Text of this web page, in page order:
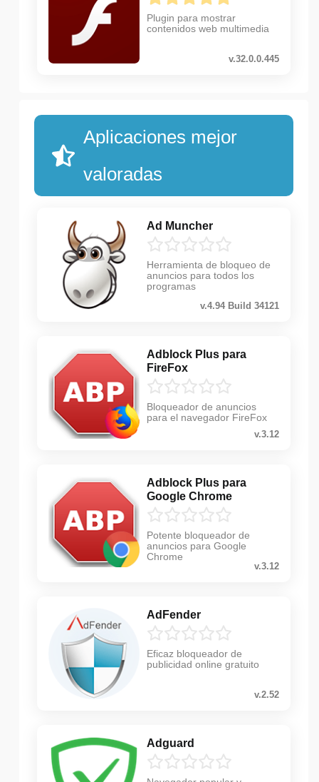
Plugin para mostrar
contenidos web multimedia
v.32.0.0.445
Aplicaciones mejor
valoradas
Ad Muncher
Herramienta de bloqueo de
anuncios para todos los
programas
v.4.94 Build 34121
Adblock Plus para
FireFox
Bloqueador de anuncios
para el navegador FireFox
v.3.12
Adblock Plus para
Google Chrome
Potente bloqueador de
anuncios para Google
Chrome
v.3.12
AdFender
Eficaz bloqueador de
publicidad online gratuito
v.2.52
Adguard